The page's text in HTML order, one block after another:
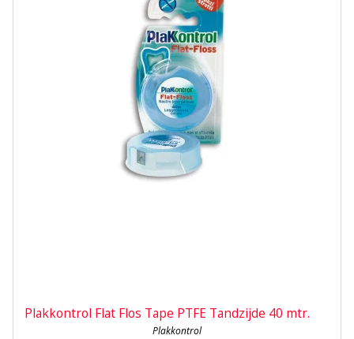
Plakkontrol Flat Flos Tape PTFE Tandzijde 40 mtr.
Plakkontrol